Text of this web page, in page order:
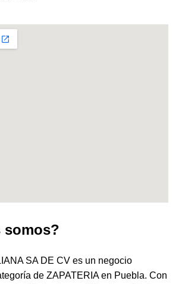
somos?
SA DE CV es un negocio
de ZAPATERIA en Puebla. Con